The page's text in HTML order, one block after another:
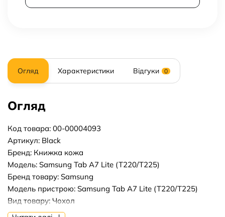
Огляд Характеристики Відгуки 0
Огляд
Код товара: 00-00004093
Артикул: Black
Бренд: Книжка кожа
Модель: Samsung Tab A7 Lite (T220/T225)
Бренд товару: Samsung
Модель пристрою: Samsung Tab A7 Lite (T220/T225)
Вид товару: Чохол
Форм-фактор: Книга